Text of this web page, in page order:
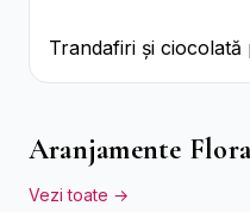
Trandafiri și ciocolată
Aranjamente
Vezi toate →